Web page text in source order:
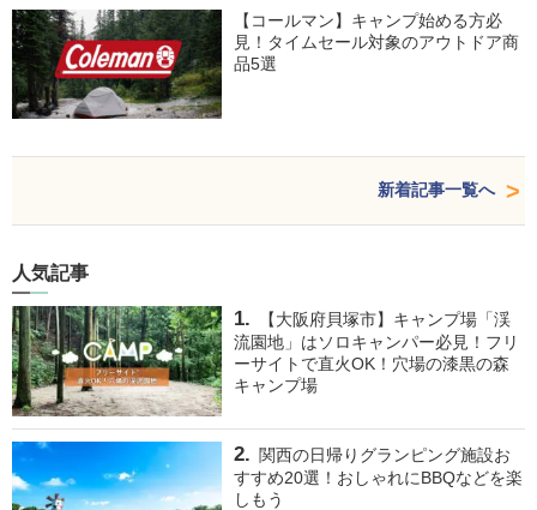
【コールマン】キャンプ始める方必
見！タイムセール対象のアウトドア商
品5選
新着記事一覧へ
人気記事
【大阪府貝塚市】キャンプ場「渓
流園地」はソロキャンパー必見！フリ
ーサイトで直火OK！穴場の漆黒の森
キャンプ場
関西の日帰りグランピング施設お
すすめ20選！おしゃれにBBQなどを楽
しもう